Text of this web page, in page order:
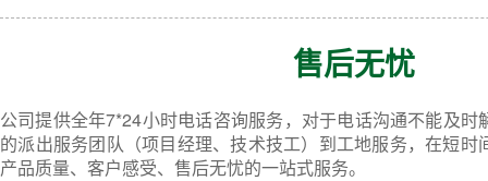
售后无忧
公司提供全年7*24小时电话咨询服务，对于电话沟通不能及
的派出服务团队（项目经理、技术技工）到工地服务，在短时
产品质量、客户感受、售后无忧的一站式服务。